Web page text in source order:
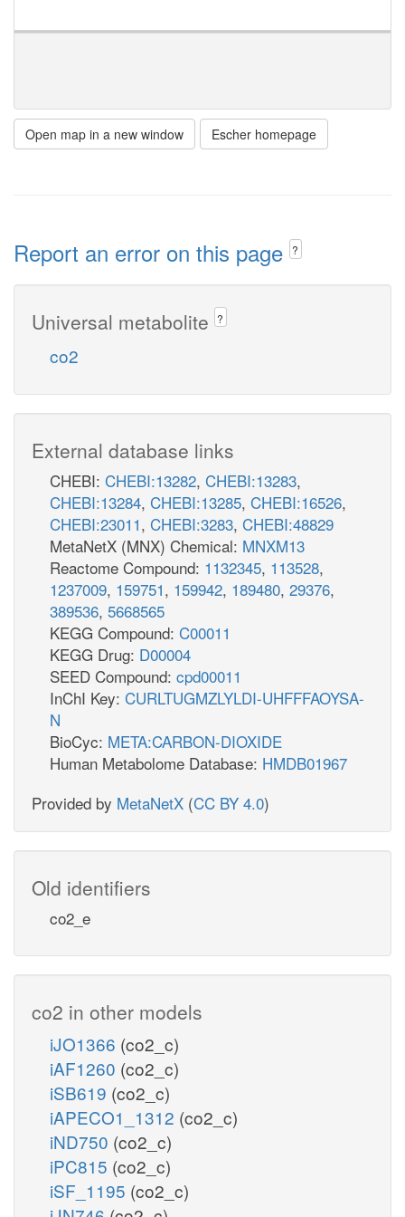
Open map in a new window Escher homepage
Report an error on this page ?
Universal metabolite ?
co2
External database links
CHEBI: CHEBI:13282, CHEBI:13283,
CHEBI:13284, CHEBI:13285, CHEBI:16526,
CHEBI:23011, CHEBI:3283, CHEBI:48829
MetaNetX (MNX) Chemical: MNXM13
Reactome Compound: 1132345, 113528,
1237009, 159751, 159942, 189480, 29376,
389536, 5668565
KEGG Compound: C00011
KEGG Drug: D00004
SEED Compound: cpd00011
InChI Key: CURLTUGMZLYLDI-UHFFFAOYSA-
N
BioCyc: META:CARBON-DIOXIDE
Human Metabolome Database: HMDB01967
Provided by MetaNetX (CC BY 4.0)
Old identifiers
co2_e
co2 in other models
iJO1366 (co2_c)
iAF1260 (co2_c)
iSB619 (co2_c)
iAPECO1_1312 (co2_c)
iND750 (co2_c)
iPC815 (co2_c)
iSF_1195 (co2_c)